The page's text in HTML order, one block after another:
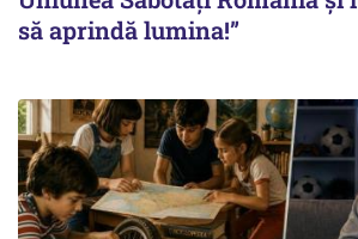
să aprindă lumina!”